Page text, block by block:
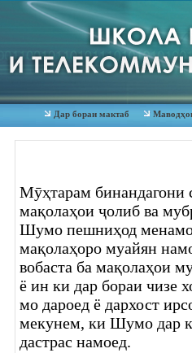
Дар бораи мактаб
Мӯҳтарам бинандагони
мақолаҳои ҷолиб ва
Шумо пешниҳод
мақолаҳоро муайян
вобаста ба мақолаҳои
ё ин ки дар бораи чизе
мо дароед ё дархост
мекунем, ки Шумо дар
дастрас намоед.